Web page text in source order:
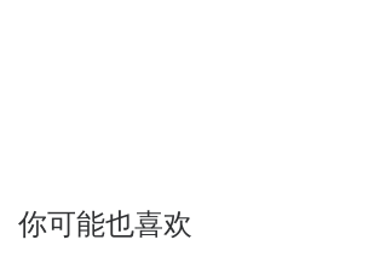
你可能也喜欢